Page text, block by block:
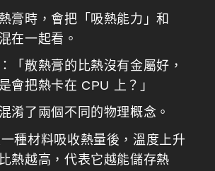
膏時，會把「吸熱能力」和
在一起看。
「散熱膏的比熱沒有金屬好，
會把熱卡在 CPU 上？」
淆了兩個不同的物理概念。
種材料吸收熱量後，溫度上升
熱越高，代表它越能儲存熱